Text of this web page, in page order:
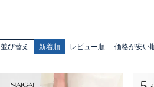
並び替え 新着順 レビュー順 価格が安い